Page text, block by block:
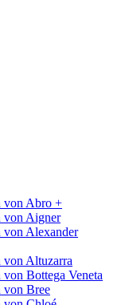
von Abro +
von Aigner
von Alexander
von Altuzarra
Bottega Veneta
von Bree